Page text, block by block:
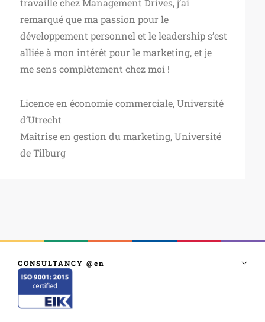
remarqué que ma passion pour le
développement personnel et le leadership s’est
alliée à mon intérêt pour le marketing, et je
me sens complètement chez moi !
Licence en économie commerciale, Université
d’Utrecht
Maîtrise en gestion du marketing, Université
de Tilburg